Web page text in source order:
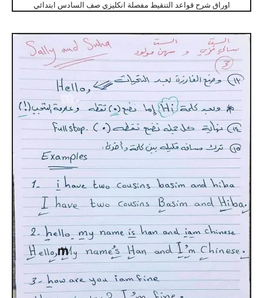
اوراق شرح قواعد التنقيط مفصلة انكليزي صف السادس ابتدائي